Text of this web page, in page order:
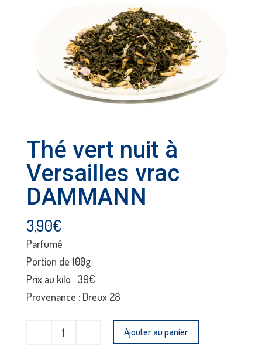
Thé vert nuit à
Versailles vrac
DAMMANN
3,90€
Parfumé
Portion de 100g
Prix au kilo : 39€
Provenance : Dreux 28
quantité
Ajouter au panier